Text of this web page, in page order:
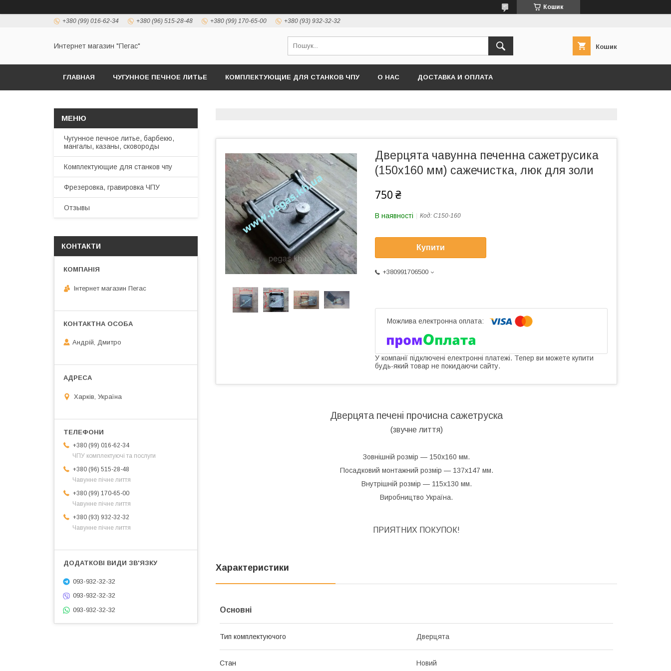
Кошик
+380 (99) 016-62-34 +380 (96) 515-28-48 +380 (99) 170-65-00 +380 (93) 932-32-32
Интернет магазин "Пегас" Кошик
ГЛАВНАЯ ЧУГУННОЕ ПЕЧНОЕ ЛИТЬЕ КОМПЛЕКТУЮЩИЕ ДЛЯ СТАНКОВ ЧПУ О НАС ДОСТАВКА И ОПЛАТА
Дверцята чавунна печенна сажетрусика
(150х160 мм) сажечистка, люк для золи
750 ₴
В наявності Код: С150-160
Купити
+380991706500
У компанії підключені електронні платежі. Тепер ви можете купити
будь-який товар не покидаючи сайту.
Дверцята печені прочисна сажетруска
(звучне лиття)
Зовнішній розмір — 150х160 мм.
Посадковий монтажний розмір — 137х147 мм.
Внутрішній розмір — 115х130 мм.
Виробництво Україна.
ПРИЯТНИХ ПОКУПОК!
Характеристики
Основні
Тип комплектуючого Дверцята
Стан Новий
Чугунное печное литье, барбекю,
мангалы, казаны, сковороды
Комплектующие для станков чпу
Фрезеровка, гравировка ЧПУ
Отзывы
КОНТАКТИ
Інтернет магазин Пегас
Андрій, Дмитро
Харків, Україна
+380 (99) 016-62-34
ЧПУ комплектуючі та послуги
+380 (96) 515-28-48
Чавунне пічне лиття
+380 (99) 170-65-00
Чавунне пічне лиття
+380 (93) 932-32-32
Чавунне пічне лиття
093-932-32-32
093-932-32-32
093-932-32-32